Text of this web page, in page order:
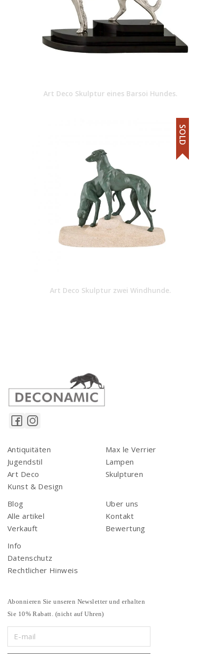
Art Deco Skulptur eines Barsoi Hundes.
Art Deco Skulptur zwei Windhunde.
SOLD
Antiquitäten
Jugendstil
Art Deco
Kunst & Design
Max le Verrier
Lampen
Skulpturen
Blog
Alle artikel
Verkauft
Uber uns
Kontakt
Bewertung
Info
Datenschutz
Rechtlicher Hinweis
Abonnieren Sie unseren Newsletter und erhalten
Sie 10% Rabatt. (nicht auf Uhren)